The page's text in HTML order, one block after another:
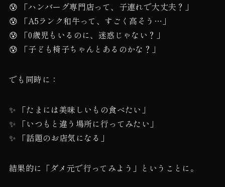
😰 「ハンバーグ専門店って、子連れで大丈夫？」
😰 「A5ランク和牛って、すごく高そう…」
😰 「0歳児もいるのに、迷惑じゃない？」
😰 「子ども椅子ちゃんとあるのかな？」
でも同時に：
✨ 「たまには美味しいもの食べたい」
✨ 「いつもと違う場所に行ってみたい」
✨ 「話題のお店気になる」
結果的に「ダメ元で行ってみよう」ということに。